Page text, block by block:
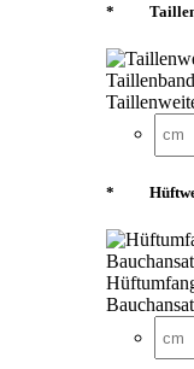
*
*